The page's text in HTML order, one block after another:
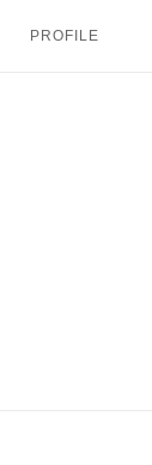
PROFILE